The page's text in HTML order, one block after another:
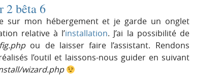
2 bêta 6
sur mon hébergement et je garde un onglet
relative à l’installation. J’ai la possibilité de
ou de laisser faire l’assistant. Rendons
l’outil et laissons-nous guider en suivant
wizard.php